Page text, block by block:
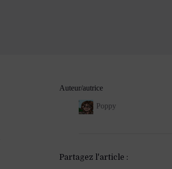
Auteur/autrice
Poppy
Partagez l'article :